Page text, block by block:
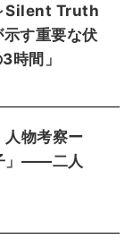
Silent Truth
す重要な伏
時間」
人物考察ー
」――二人